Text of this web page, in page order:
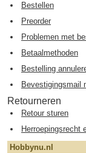
Bestellen
Preorder
Problemen met
Betaalmethoden
Bestelling
Bevestigingsmail
Retourneren
Retour sturen
Herroepingsrecht
Hobbynu.nl